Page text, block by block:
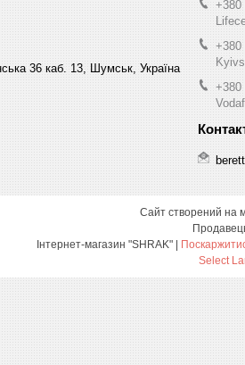
36 каб. 13, Шумськ, Україна
+380
+380
+380
Сайт створений на
Інтернет-магазин "SHRAK" |
Select